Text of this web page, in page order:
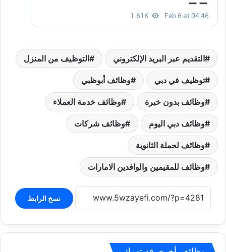
التقديم عبر البريد الإلكتروني التوظيف من المنزل
توظيف في دبي وظائف أبوظبي
وظائف بدون خبرة وظائف خدمة العملاء
وظائف دبي اليوم وظائف شركات
وظائف لحملة الثانوية
وظائف للمقيمين والوافدين الامارات
نسخ الرابط